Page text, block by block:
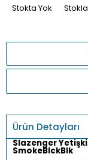
Stokta Yok
Ürün Detayları
Slazenger
SmokeBlckBlk